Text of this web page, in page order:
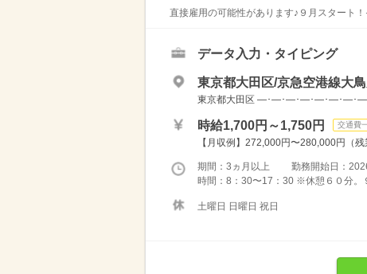
直接雇用の可能性があります♪９月スター
データ入力・タイピング
東京都大田区/京急空港線大鳥
東京都大田区 ―･―･―･―･―･―･―･―
時給1,700円～1,750円 交通費
【月収例】272,000円〜280,000
期間：3ヵ月以上 勤務開始日：
時間：8：30〜17：30 ※休憩６０分。
土曜日 日曜日 祝日